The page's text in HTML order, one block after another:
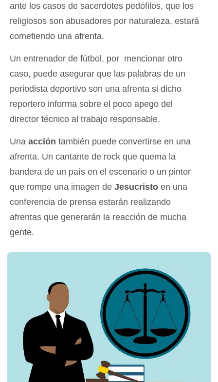
ante los casos de sacerdotes pedófilos, que los
religiosos son abusadores por naturaleza, estará
cometiendo una afrenta.
Un entrenador de fútbol, por mencionar otro
caso, puede asegurar que las palabras de un
periodista deportivo son una afrenta si dicho
reportero informa sobre el poco apego del
director técnico al trabajo responsable.
Una acción también puede convertirse en una
afrenta. Un cantante de rock que quema la
bandera de un país en el escenario o un pintor
que rompe una imagen de Jesucristo en una
conferencia de prensa estarán realizando
afrentas que generarán la reacción de mucha
gente.